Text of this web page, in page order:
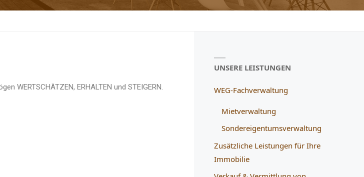
WERTSCHÄTZEN, ERHALTEN und STEIGERN.
UNSERE LEISTUNGEN
WEG-Fachverwaltung
Mietverwaltung
Sondereigentumsverwaltung
Zusätzliche Leistungen für Ihre
Immobilie